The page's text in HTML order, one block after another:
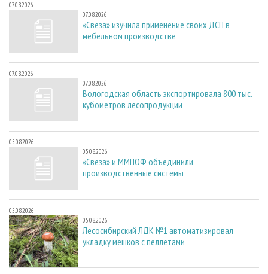
07.08.2026
07.08.2026
«Свеза» изучила применение своих ДСП в
мебельном производстве
07.08.2026
07.08.2026
Вологодская область экспортировала 800 тыс.
кубометров лесопродукции
05.08.2026
05.08.2026
«Свеза» и ММПОФ объединили
производственные системы
05.08.2026
05.08.2026
Лесосибирский ЛДК №1 автоматизировал
укладку мешков с пеллетами